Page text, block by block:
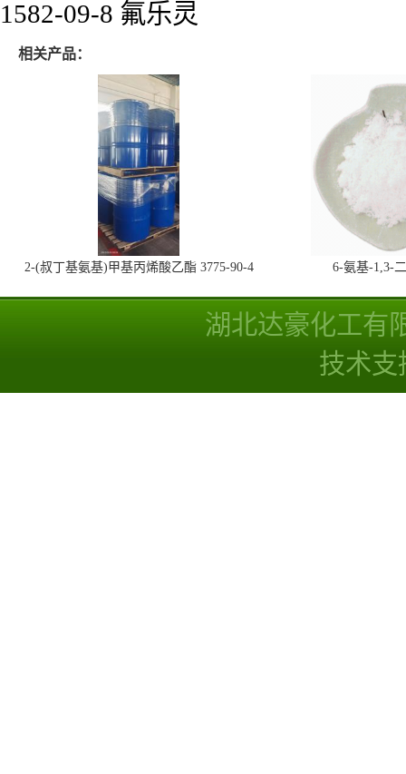
1582-09-8 氟乐灵
相关产品：
2-(叔丁基氨基)甲基丙烯酸乙酯 3775-90-4 6-氨基-1,3-
湖北达豪化工有
技术